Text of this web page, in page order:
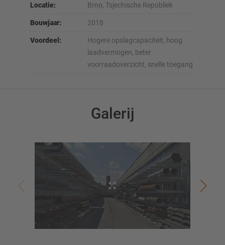
Locatie: Brno, Tsjechische Republiek
Bouwjaar: 2018
Voordeel:
Hogere opslagcapaciteit, hoog
laadvermogen, beter
voorraadoverzicht, snelle toegang
Galerij